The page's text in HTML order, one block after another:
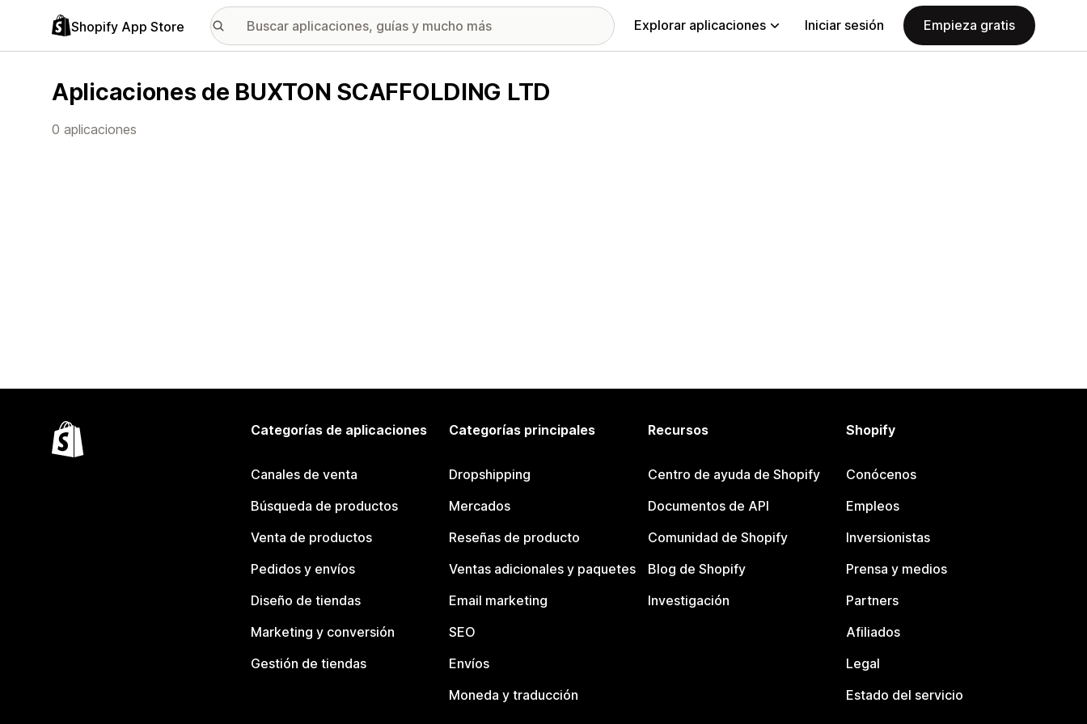
Shopify App Store Explorar aplicaciones Iniciar sesión Empieza gratis
Aplicaciones de BUXTON SCAFFOLDING LTD
0 aplicaciones
Categorías de aplicaciones
Canales de venta
Búsqueda de productos
Venta de productos
Pedidos y envíos
Diseño de tiendas
Marketing y conversión
Gestión de tiendas
Categorías principales
Dropshipping
Mercados
Reseñas de producto
Ventas adicionales y paquetes
Email marketing
SEO
Envíos
Moneda y traducción
Recursos
Centro de ayuda de Shopify
Documentos de API
Comunidad de Shopify
Blog de Shopify
Investigación
Shopify
Conócenos
Empleos
Inversionistas
Prensa y medios
Partners
Afiliados
Legal
Estado del servicio